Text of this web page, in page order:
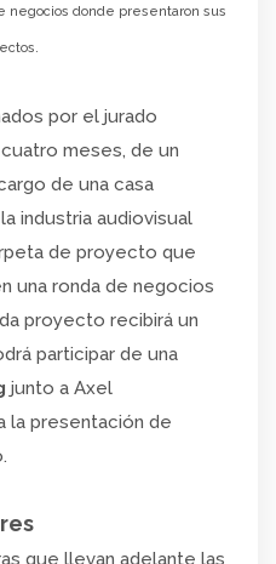
negocios donde presentaron sus
por el jurado
meses, de un
de una casa
industria audiovisual
de proyecto que
una ronda de negocios
proyecto recibirá un
participar de una
junto a Axel
la presentación de
que llevan adelante las